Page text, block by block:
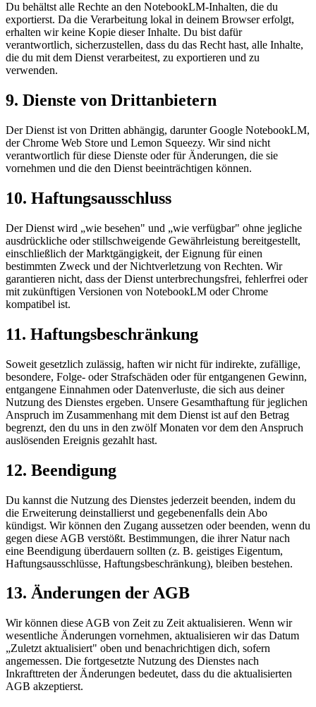
Du behältst alle Rechte an den NotebookLM-Inhalten, die du
exportierst. Da die Verarbeitung lokal in deinem Browser erfolgt,
erhalten wir keine Kopie dieser Inhalte. Du bist dafür
verantwortlich, sicherzustellen, dass du das Recht hast, alle Inhalte,
die du mit dem Dienst verarbeitest, zu exportieren und zu
verwenden.
9. Dienste von Drittanbietern
Der Dienst ist von Dritten abhängig, darunter Google NotebookLM,
der Chrome Web Store und Lemon Squeezy. Wir sind nicht
verantwortlich für diese Dienste oder für Änderungen, die sie
vornehmen und die den Dienst beeinträchtigen können.
10. Haftungsausschluss
Der Dienst wird „wie besehen" und „wie verfügbar" ohne jegliche
ausdrückliche oder stillschweigende Gewährleistung bereitgestellt,
einschließlich der Marktgängigkeit, der Eignung für einen
bestimmten Zweck und der Nichtverletzung von Rechten. Wir
garantieren nicht, dass der Dienst unterbrechungsfrei, fehlerfrei oder
mit zukünftigen Versionen von NotebookLM oder Chrome
kompatibel ist.
11. Haftungsbeschränkung
Soweit gesetzlich zulässig, haften wir nicht für indirekte, zufällige,
besondere, Folge- oder Strafschäden oder für entgangenen Gewinn,
entgangene Einnahmen oder Datenverluste, die sich aus deiner
Nutzung des Dienstes ergeben. Unsere Gesamthaftung für jeglichen
Anspruch im Zusammenhang mit dem Dienst ist auf den Betrag
begrenzt, den du uns in den zwölf Monaten vor dem den Anspruch
auslösenden Ereignis gezahlt hast.
12. Beendigung
Du kannst die Nutzung des Dienstes jederzeit beenden, indem du
die Erweiterung deinstallierst und gegebenenfalls dein Abo
kündigst. Wir können den Zugang aussetzen oder beenden, wenn du
gegen diese AGB verstößt. Bestimmungen, die ihrer Natur nach
eine Beendigung überdauern sollten (z. B. geistiges Eigentum,
Haftungsausschlüsse, Haftungsbeschränkung), bleiben bestehen.
13. Änderungen der AGB
Wir können diese AGB von Zeit zu Zeit aktualisieren. Wenn wir
wesentliche Änderungen vornehmen, aktualisieren wir das Datum
„Zuletzt aktualisiert" oben und benachrichtigen dich, sofern
angemessen. Die fortgesetzte Nutzung des Dienstes nach
Inkrafttreten der Änderungen bedeutet, dass du die aktualisierten
AGB akzeptierst.